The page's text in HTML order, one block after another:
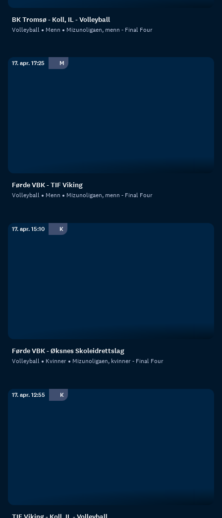
BK Tromsø - Koll, IL - Volleyball
Volleyball Menn Mizunoligaen, menn - Final Four
17. apr. 17:25 M
Førde VBK - TIF Viking
Volleyball Menn Mizunoligaen, menn - Final Four
17. apr. 15:10 K
Førde VBK - Øksnes Skoleidrettslag
Volleyball Kvinner Mizunoligaen, kvinner - Final Four
17. apr. 12:55 K